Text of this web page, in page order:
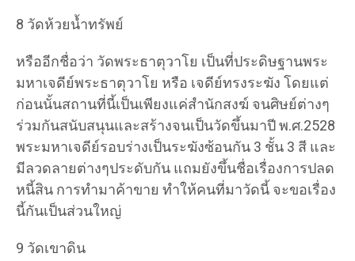
8 วัดห้วยน้ำทรัพย์
หรืออีกชื่อว่า วัดพระธาตุวาโย เป็นที่ประดิษฐานพระ
มหาเจดีย์พระธาตุวาโย หรือ เจดีย์ทรงระฆัง โดยแต่
ก่อนนั้นสถานที่นี้เป็นเพียงแค่สำนักสงฆ์ จนศิษย์ต่างๆ
ร่วมกันสนับสนุนและสร้างจนเป็นวัดขึ้นมาปี พ.ศ.2528
พระมหาเจดีย์รอบร่างเป็นระฆังซ้อนกัน 3 ชั้น 3 สี และ
มีลวดลายต่างๆประดับกัน แถมยังขึ้นชื่อเรื่องการปลด
หนี้สิน การทำมาค้าขาย ทำให้คนที่มาวัดนี้ จะขอเรื่อง
นี้กันเป็นส่วนใหญ่
9 วัดเขาดิน